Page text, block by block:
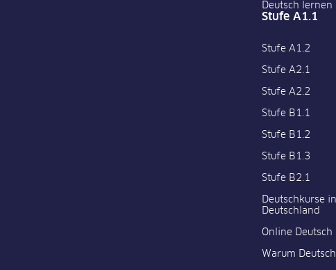
Deutsch lernen
Stufe A1.1
Stufe A1.2
Stufe A2.1
Stufe A2.2
Stufe B1.1
Stufe B1.2
Stufe B1.3
Stufe B2.1
Deutschkurse in
Deutschland
Online Deutsch
Warum